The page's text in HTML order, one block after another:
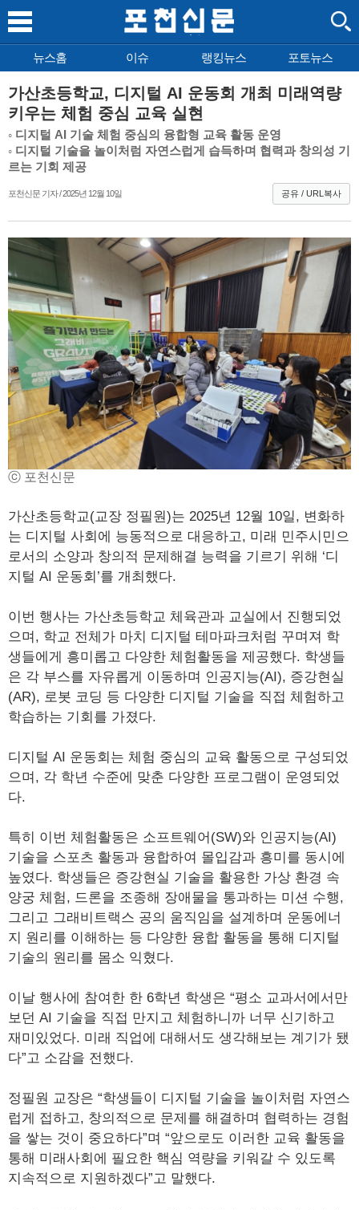
뉴스홈 이슈 랭킹뉴스 포토뉴스
가산초등학교, 디지털 AI 운동회 개최 미래역량
키우는 체험 중심 교육 실현
◦ 디지털 AI 기술 체험 중심의 융합형 교육 활동 운영
◦ 디지털 기술을 놀이처럼 자연스럽게 습득하며 협력과 창의성 기
르는 기회 제공
포천신문 기자 / 2025년 12월 10일 공유 / URL복사
ⓒ 포천신문
가산초등학교(교장 정필원)는 2025년 12월 10일, 변화하
는 디지털 사회에 능동적으로 대응하고, 미래 민주시민으
로서의 소양과 창의적 문제해결 능력을 기르기 위해 ‘디
지털 AI 운동회’를 개최했다.
이번 행사는 가산초등학교 체육관과 교실에서 진행되었
으며, 학교 전체가 마치 디지털 테마파크처럼 꾸며져 학
생들에게 흥미롭고 다양한 체험활동을 제공했다. 학생들
은 각 부스를 자유롭게 이동하며 인공지능(AI), 증강현실
(AR), 로봇 코딩 등 다양한 디지털 기술을 직접 체험하고
학습하는 기회를 가졌다.
디지털 AI 운동회는 체험 중심의 교육 활동으로 구성되었
으며, 각 학년 수준에 맞춘 다양한 프로그램이 운영되었
다.
특히 이번 체험활동은 소프트웨어(SW)와 인공지능(AI)
기술을 스포츠 활동과 융합하여 몰입감과 흥미를 동시에
높였다. 학생들은 증강현실 기술을 활용한 가상 환경 속
양궁 체험, 드론을 조종해 장애물을 통과하는 미션 수행,
그리고 그래비트랙스 공의 움직임을 설계하며 운동에너
지 원리를 이해하는 등 다양한 융합 활동을 통해 디지털
기술의 원리를 몸소 익혔다.
이날 행사에 참여한 한 6학년 학생은 “평소 교과서에서만
보던 AI 기술을 직접 만지고 체험하니까 너무 신기하고
재미있었다. 미래 직업에 대해서도 생각해보는 계기가 됐
다”고 소감을 전했다.
정필원 교장은 “학생들이 디지털 기술을 놀이처럼 자연스
럽게 접하고, 창의적으로 문제를 해결하며 협력하는 경험
을 쌓는 것이 중요하다”며 “앞으로도 이러한 교육 활동을
통해 미래사회에 필요한 핵심 역량을 키워갈 수 있도록
지속적으로 지원하겠다”고 말했다.